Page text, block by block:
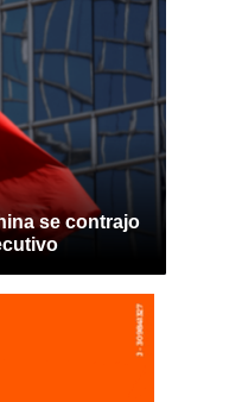
se contrajo